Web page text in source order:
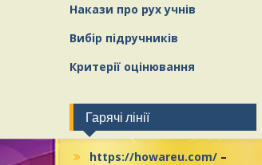
Накази про рух учнів
Вибір підручників
Критерії оцінювання
Гарячі лінії
https://howareu.com/ –